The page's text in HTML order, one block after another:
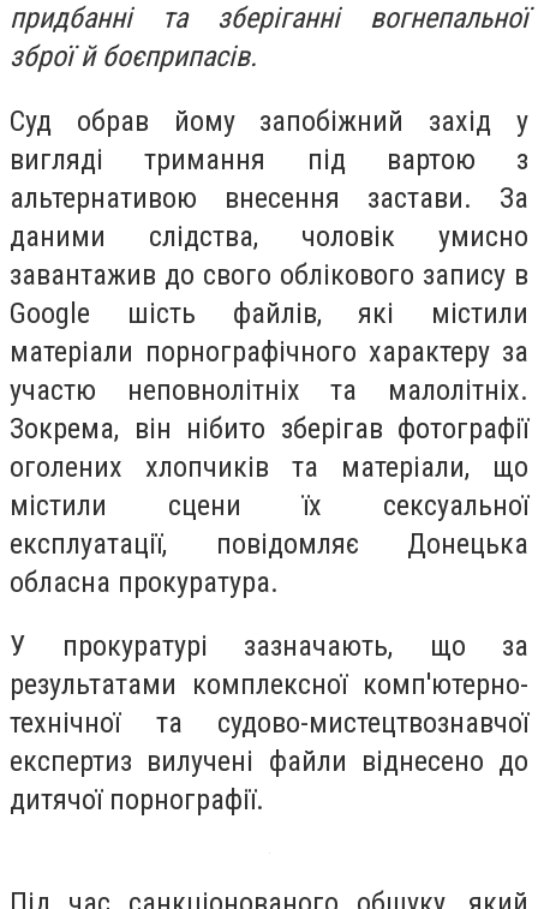
придбанні та зберіганні вогнепальної
зброї й боєприпасів.
Cуд обрав йому запобіжний захід у
вигляді тримання під вартою з
альтернативою внесення застави. За
даними слідства, чоловік умисно
завантажив до свого облікового запису в
Google шість файлів, які містили
матеріали порнографічного характеру за
участю неповнолітніх та малолітніх.
Зокрема, він нібито зберігав фотографії
оголених хлопчиків та матеріали, що
містили сцени їх сексуальної
експлуатації, повідомляє Донецька
обласна прокуратура.
У прокуратурі зазначають, що за
результатами комплексної комп'ютерно-
технічної та судово-мистецтвознавчої
експертиз вилучені файли віднесено до
дитячої порнографії.